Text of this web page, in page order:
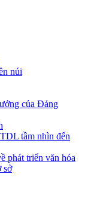
núi
của Đảng
tầm nhìn đến
phát triển văn hóa
sở